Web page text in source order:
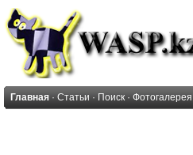
Главная · Статьи · Поиск · Фотогалерея